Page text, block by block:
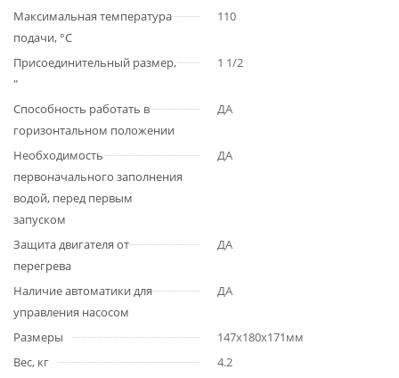
Максимальная температура
подачи, °С
110
Присоединительный размер,
"
1 1/2
Способность работать в
горизонтальном положении
ДА
Необходимость
первоначального заполнения
водой, перед первым
запуском
ДА
Защита двигателя от
перегрева
ДА
Наличие автоматики для
управления насосом
ДА
Размеры
147x180x171мм
Вес, кг
4.2